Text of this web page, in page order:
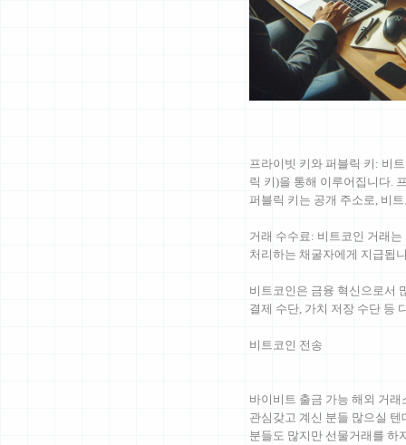
프라이빗 키와 퍼블릭 키: 비
릭 키)을 통해 이루어집니다.
퍼블릭 키는 공개 주소로, 비
거래 수수료: 비트코인 거래
처리하는 채굴자에게 지급됩
비트코인은 금융 혁신으로서
결제 수단, 가치 저장 수단 등
비트코인 전송
바이비트 출금 가능 해외 거
관심갖고 계신 분들 많으실
분들도 많지만 선물거래를 하